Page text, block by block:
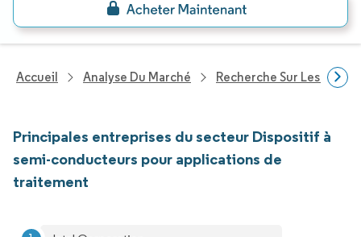
Accueil Analyse Du Marché Recherche Sur Les
Principales entreprises du secteur Dispositif à
semi-conducteurs pour applications de
traitement